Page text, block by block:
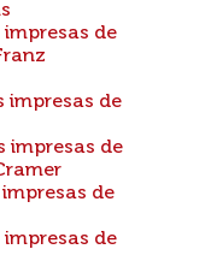
impresas de
impresas de
impresas de
de
de